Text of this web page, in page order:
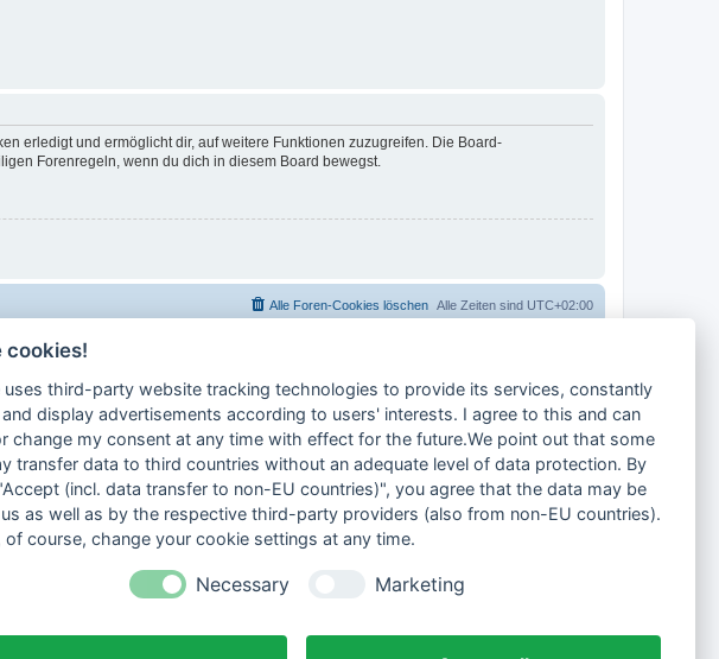
erledigt und ermöglicht dir, auf weitere Funktionen zuzugreifen. Die Board-
Forenregeln, wenn du dich in diesem Board bewegst.
Alle Zeiten sind UTC+02:00
Alle Foren-Cookies löschen
cookies!
uses third-party website tracking technologies to provide its services, constantly
display advertisements according to users' interests. I agree to this and can
change my consent at any time with effect for the future.We point out that some
transfer data to third countries without an adequate level of data protection. By
(incl. data transfer to non-EU countries)", you agree that the data may be
as well as by the respective third-party providers (also from non-EU countries).
of course, change your cookie settings at any time.
Necessary Marketing